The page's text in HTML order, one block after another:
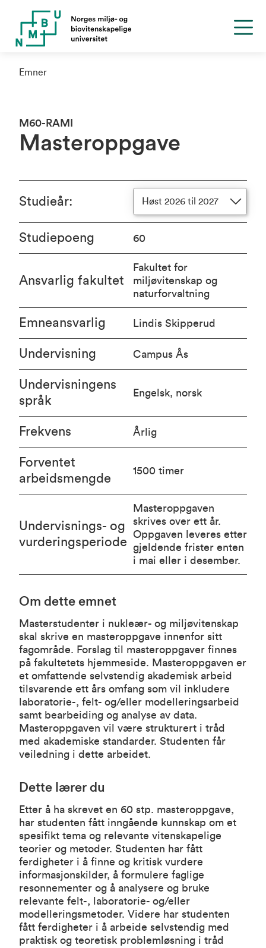
Emner
M60-RAMI
Masteroppgave
Om dette emnet
Masterstudenter i nukleær- og miljøvitenskap
skal skrive en masteroppgave innenfor sitt
fagområde. Forslag til masteroppgaver finnes
på fakultetets hjemmeside. Masteroppgaven er
et omfattende selvstendig akademisk arbeid
tilsvarende ett års omfang som vil inkludere
laboratorie-, felt- og/eller modelleringsarbeid
samt bearbeiding og analyse av data.
Masteroppgaven vil være strukturert i tråd
med akademiske standarder. Studenten får
veiledning i dette arbeidet.
Dette lærer du
Etter å ha skrevet en 60 stp. masteroppgave,
har studenten fått inngående kunnskap om et
spesifikt tema og relevante vitenskapelige
teorier og metoder. Studenten har fått
ferdigheter i å finne og kritisk vurdere
informasjonskilder, å formulere faglige
resonnementer og å analysere og bruke
relevante felt-, laboratorie- og/eller
modelleringsmetoder. Videre har studenten
fått ferdigheter i å arbeide selvstendig med
praktisk og teoretisk problemløsning i tråd
Studieår: Høst 2026 til 2027
Studiepoeng 60
Ansvarlig fakultet
Fakultet for
miljøvitenskap og
naturforvaltning
Emneansvarlig Lindis Skipperud
Undervisning Campus Ås
Undervisningens
språk
Engelsk, norsk
Frekvens Årlig
Forventet
arbeidsmengde
1500 timer
Undervisnings- og
vurderingsperiode
Masteroppgaven
skrives over ett år.
Oppgaven leveres etter
gjeldende frister enten
i mai eller i desember.